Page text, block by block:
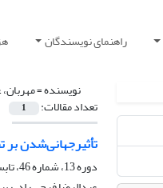
راهنمای نویسندگان
نویسنده =
تعداد مقالات: 1
تأثیرجهانی‌شدن
دوره 13، شماره 46، تابستان 1396، صفحه